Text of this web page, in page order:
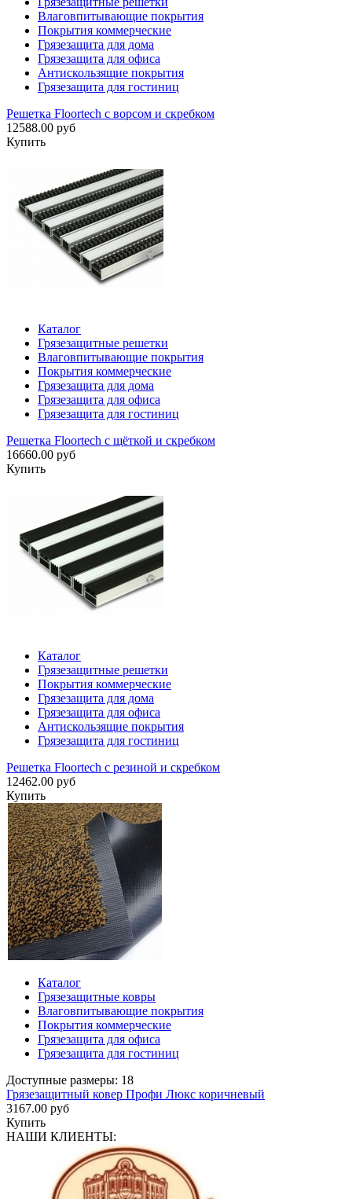
Влаговпитывающие покрытия
Покрытия коммерческие
Грязезащита для дома
Грязезащита для офиса
Антискользящие покрытия
Грязезащита для гостиниц
Решетка Floortech с ворсом и скребком
12588.00 руб
Купить
Каталог
Грязезащитные решетки
Влаговпитывающие покрытия
Покрытия коммерческие
Грязезащита для дома
Грязезащита для офиса
Грязезащита для гостиниц
Решетка Floortech с щёткой и скребком
16660.00 руб
Купить
Каталог
Грязезащитные решетки
Покрытия коммерческие
Грязезащита для дома
Грязезащита для офиса
Антискользящие покрытия
Грязезащита для гостиниц
Решетка Floortech с резиной и скребком
12462.00 руб
Купить
Каталог
Грязезащитные ковры
Влаговпитывающие покрытия
Покрытия коммерческие
Грязезащита для офиса
Грязезащита для гостиниц
Доступные размеры: 18
Грязезащитный ковер Профи Люкс коричневый
3167.00 руб
Купить
НАШИ КЛИЕНТЫ: